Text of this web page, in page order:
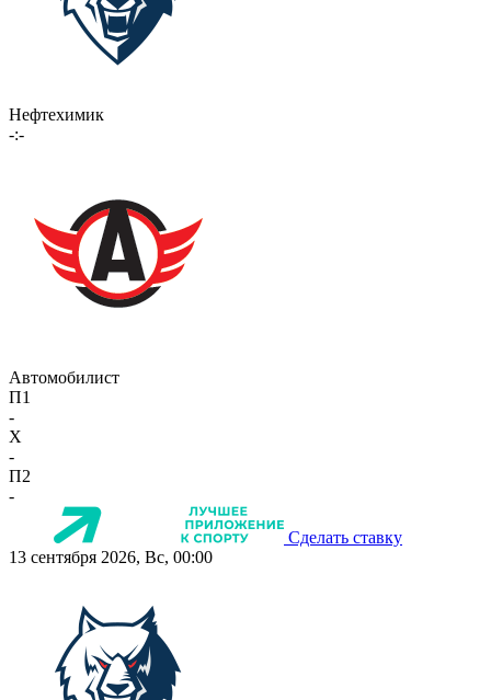
Нефтехимик
-:-
Автомобилист
П1
-
X
-
П2
-
Сделать ставку
13 сентября 2026, Вс, 00:00